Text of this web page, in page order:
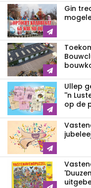
Gin
Ullep
''n
op de